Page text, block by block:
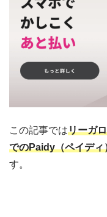
この記事ではリーガ
でのPaidy（ペイディ
す。